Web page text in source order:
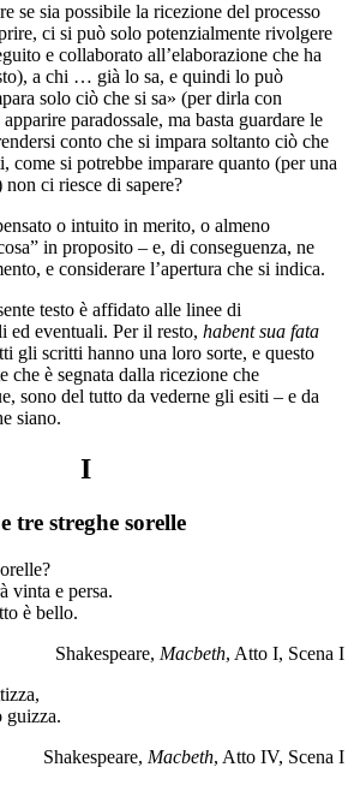
se sia possibile la ricezione del processo
ci si può solo potenzialmente rivolgere
e collaborato all’elaborazione che ha
a chi … già lo sa, e quindi lo può
solo ciò che si sa» (per dirla con
paradossale, ma basta guardare le
conto che si impara soltanto ciò che
come si potrebbe imparare quanto (per una
ci riesce di sapere?
o intuito in merito, o almeno
in proposito – e, di conseguenza, ne
e considerare l’apertura che si indica.
testo è affidato alle linee di
ed eventuali. Per il resto, habent sua fata
gli scritti hanno una loro sorte, e questo
che è segnata dalla ricezione che
sono del tutto da vederne gli esiti – e da
siano.
I
tre streghe sorelle
vinta e persa.
è bello.
Shakespeare, Macbeth, Atto I, Scena I
guizza.
Shakespeare, Macbeth, Atto IV, Scena I